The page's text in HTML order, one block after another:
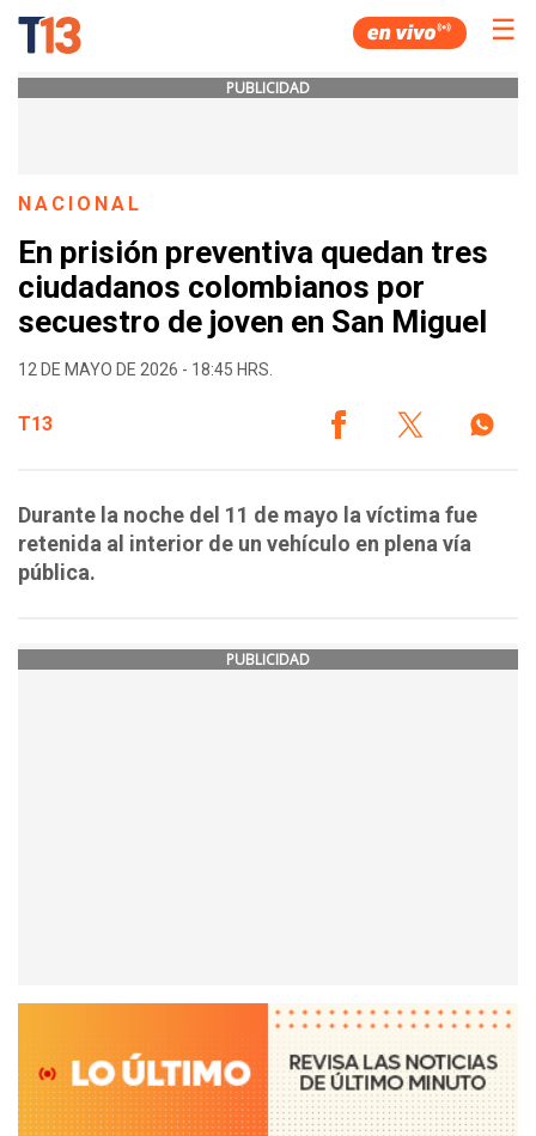
☰
PUBLICIDAD
NACIONAL
En prisión preventiva quedan tres
ciudadanos colombianos por
secuestro de joven en San Miguel
12 DE MAYO DE 2026 - 18:45 HRS.
T13
Durante la noche del 11 de mayo la víctima fue
retenida al interior de un vehículo en plena vía
pública.
PUBLICIDAD